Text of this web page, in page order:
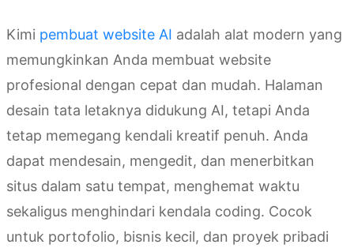
Kimi pembuat website AI adalah alat modern yang
memungkinkan Anda membuat website
profesional dengan cepat dan mudah. Halaman
desain tata letaknya didukung AI, tetapi Anda
tetap memegang kendali kreatif penuh. Anda
dapat mendesain, mengedit, dan menerbitkan
situs dalam satu tempat, menghemat waktu
sekaligus menghindari kendala coding. Cocok
untuk portofolio, bisnis kecil, dan proyek pribadi